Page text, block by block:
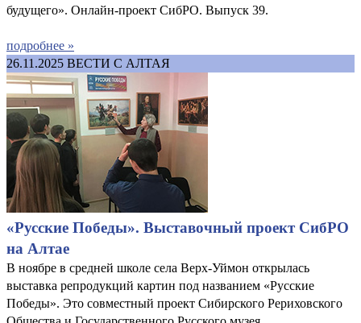
будущего». Онлайн-проект СибРО. Выпуск 39.
подробнее »
26.11.2025 ВЕСТИ С АЛТАЯ
«Русские Победы». Выставочный проект СибРО
на Алтае
В ноябре в средней школе села Верх-Уймон открылась
выставка репродукций картин под названием «Русские
Победы». Это совместный проект Сибирского Рериховского